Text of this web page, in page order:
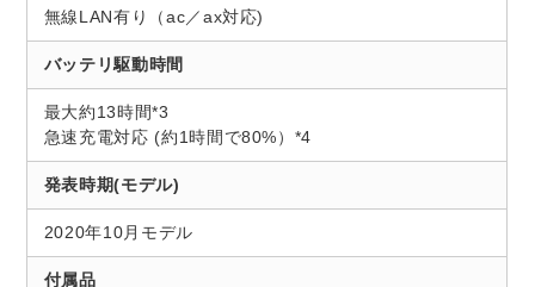
無線LAN有り（ac／ax対応)
バッテリ駆動時間
最大約13時間*3
急速充電対応 (約1時間で80%）*4
発表時期(モデル)
2020年10月モデル
付属品